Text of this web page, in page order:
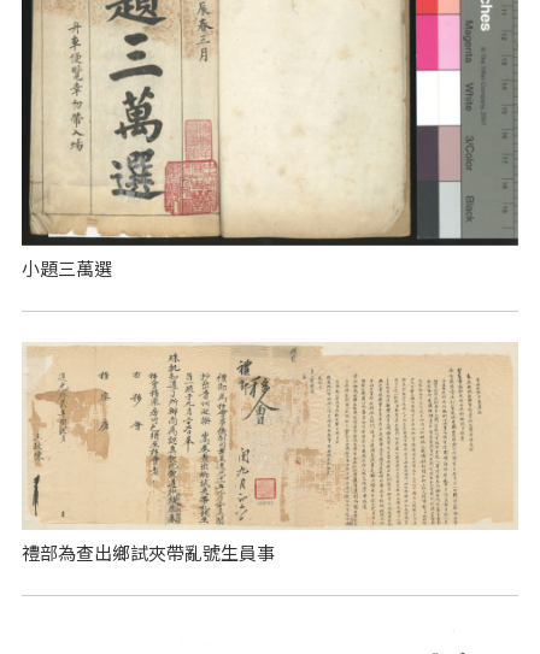
小題三萬選
禮部為查出鄉試夾帶亂號生員事